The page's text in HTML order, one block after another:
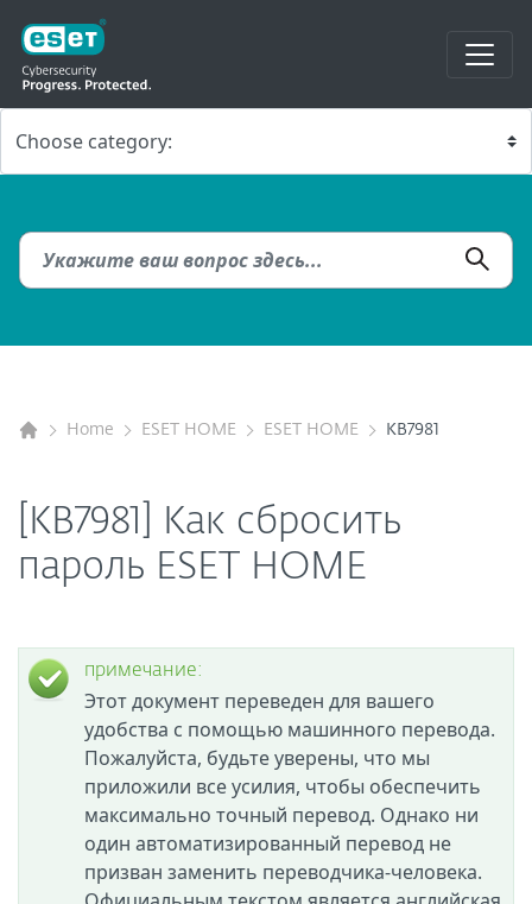
Home ESET HOME ESET HOME KB7981
[KB7981] Как сбросить
пароль ESET HOME
примечание:
Этот документ переведен для вашего
удобства с помощью машинного перевода.
Пожалуйста, будьте уверены, что мы
приложили все усилия, чтобы обеспечить
максимально точный перевод. Однако ни
один автоматизированный перевод не
призван заменить переводчика-человека.